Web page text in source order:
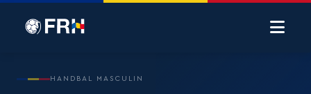
HANDBAL MASCULIN